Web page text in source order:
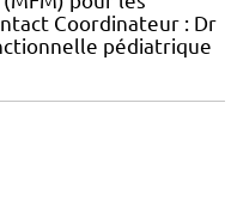
Coordinateur : Dr
pédiatrique